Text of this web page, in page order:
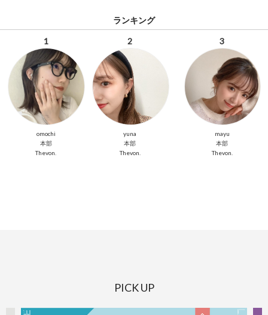
ランキング
1
omochi
本部
Thevon.
2
yuna
本部
Thevon.
3
mayu
本部
Thevon.
PICK UP